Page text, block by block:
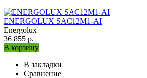
ENERGOLUX SAC12M1-AI
Energolux
36 855 р.
В корзину
В закладки
Сравнение